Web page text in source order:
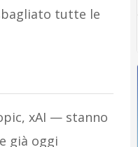
tutte le
xAI — stanno
già oggi